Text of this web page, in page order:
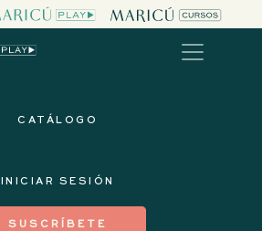
CATÁLOGO
INICIAR SESIÓN
SUSCRÍBETE